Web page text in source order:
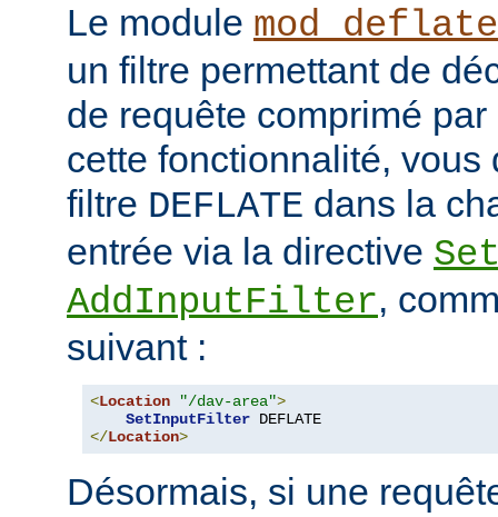
Le module mod_deflate
un filtre permettant de
de requête comprimé
cette fonctionnalité, vous
filtre DEFLATE dans la
entrée via la directive
AddInputFilter,
suivant :
<Location "/dav-area">
SetInputFilter
</Location>
Désormais, si une